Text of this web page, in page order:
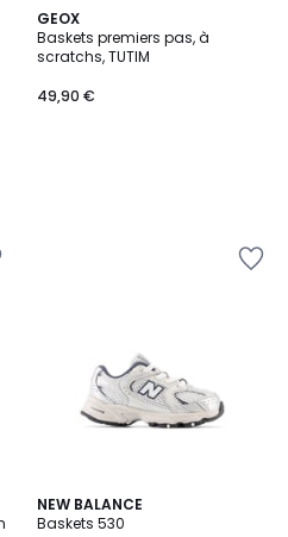
GEOX
Baskets premiers pas, à
scratchs, TUTIM
49,90 €
NEW BALANCE
Baskets 530
4,8
/ 5